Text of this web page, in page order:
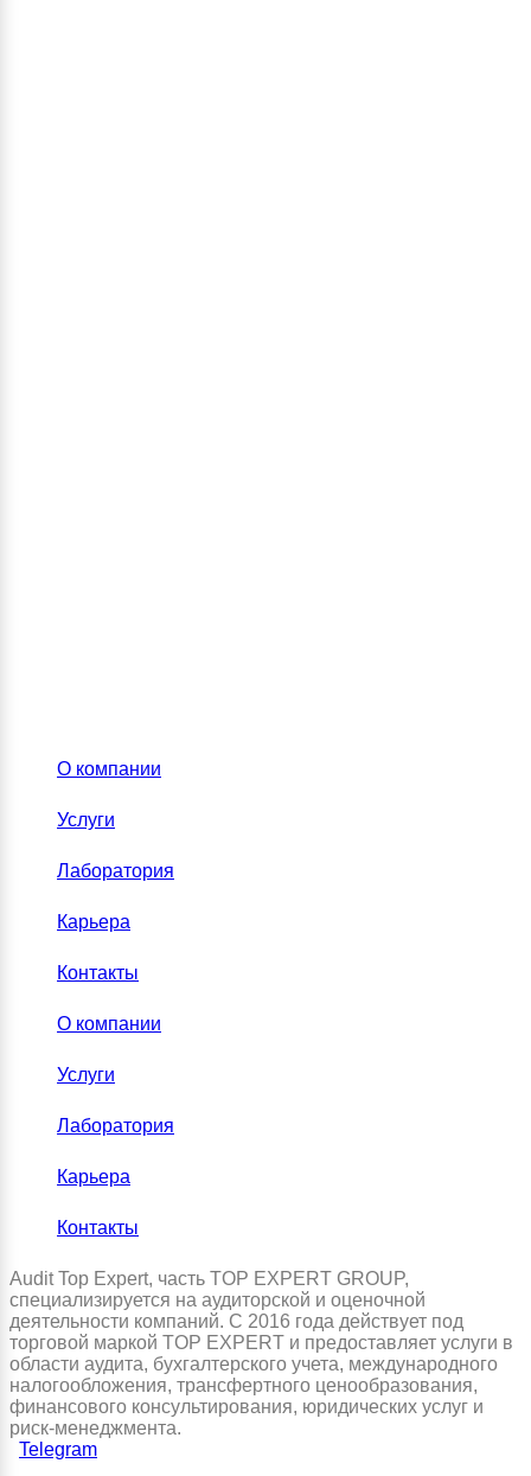
О компании
Услуги
Лаборатория
Карьера
Контакты
О компании
Услуги
Лаборатория
Карьера
Контакты
Audit Top Expert, часть TOP EXPERT GROUP,
специализируется на аудиторской и оценочной
деятельности компаний. С 2016 года действует под
торговой маркой TOP EXPERT и предоставляет услуги в
области аудита, бухгалтерского учета, международного
налогообложения, трансфертного ценообразования,
финансового консультирования, юридических услуг и
риск-менеджмента.
Telegram